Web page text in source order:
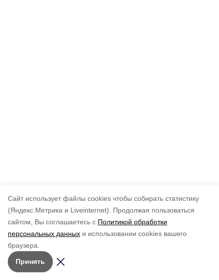
Cайт использует файлы cookies чтобы собирать статистику
(Яндекс.Метрика и Liveinternet).
Продолжая пользоваться
сайтом, Вы соглашаетесь с Политикой обработки
персональных данных и использовании cookies вашего
браузера.
Принять